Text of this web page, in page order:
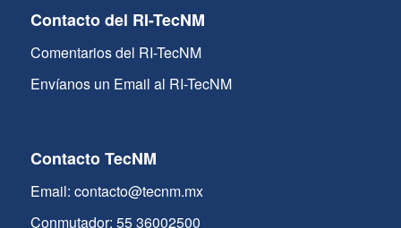
Contacto del RI-TecNM
Comentarios del RI-TecNM
Envíanos un Email al RI-TecNM
Contacto TecNM
Email: contacto@tecnm.mx
Conmutador: 55 36002500